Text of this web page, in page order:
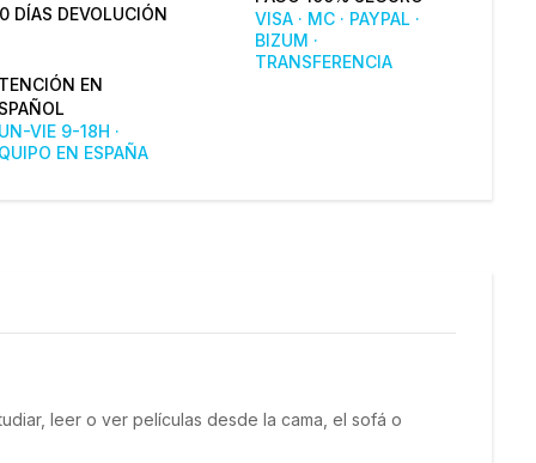
DÍAS DEVOLUCIÓN
VISA · MC · PAYPAL ·
BIZUM ·
TRANSFERENCIA
EN
VIE 9-18H ·
EN ESPAÑA
leer o ver películas desde la cama, el sofá o